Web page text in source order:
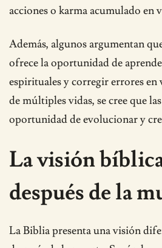
acciones o karma acumulado en
Además, algunos argumentan
ofrece la oportunidad de
espirituales y corregir errores en
de múltiples vidas, se cree que
oportunidad de evolucionar y
La visión
después de la
La Biblia presenta una visión